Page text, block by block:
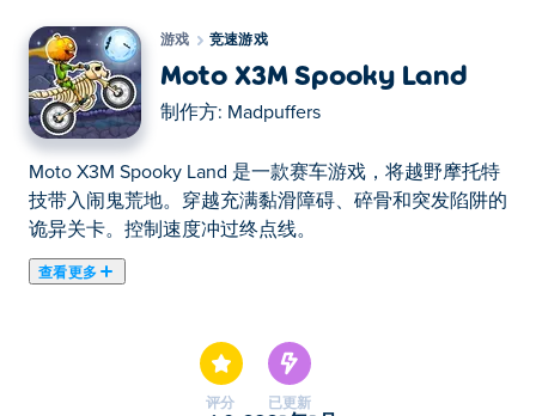
游戏 竞速游戏
Moto X3M Spooky Land
制作方: Madpuffers
Moto X3M Spooky Land 是一款赛车游戏，将越野摩托特
技带入闹鬼荒地。穿越充满黏滑障碍、碎骨和突发陷阱的
诡异关卡。控制速度冲过终点线。
查看更多
评分 已更新